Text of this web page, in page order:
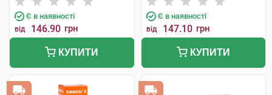
Є в наявності
від 146.90 грн
КУПИТИ
Є в наявності
від 147.10 грн
КУПИТИ